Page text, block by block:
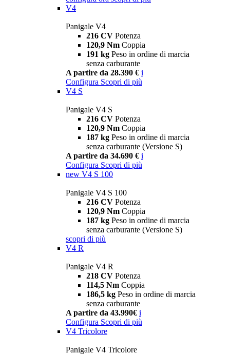
V4
Panigale V4
216 CV Potenza
120,9 Nm Coppia
191 kg Peso in ordine di marcia
senza carburante
A partire da 28.390 € i
Configura Scopri di più
V4 S
Panigale V4 S
216 CV Potenza
120,9 Nm Coppia
187 kg Peso in ordine di marcia
senza carburante (Versione S)
A partire da 34.690 € i
Configura Scopri di più
new V4 S 100
Panigale V4 S 100
216 CV Potenza
120,9 Nm Coppia
187 kg Peso in ordine di marcia
senza carburante (Versione S)
scopri di più
V4 R
Panigale V4 R
218 CV Potenza
114,5 Nm Coppia
186,5 kg Peso in ordine di marcia
senza carburante
A partire da 43.990€ i
Configura Scopri di più
V4 Tricolore
Panigale V4 Tricolore